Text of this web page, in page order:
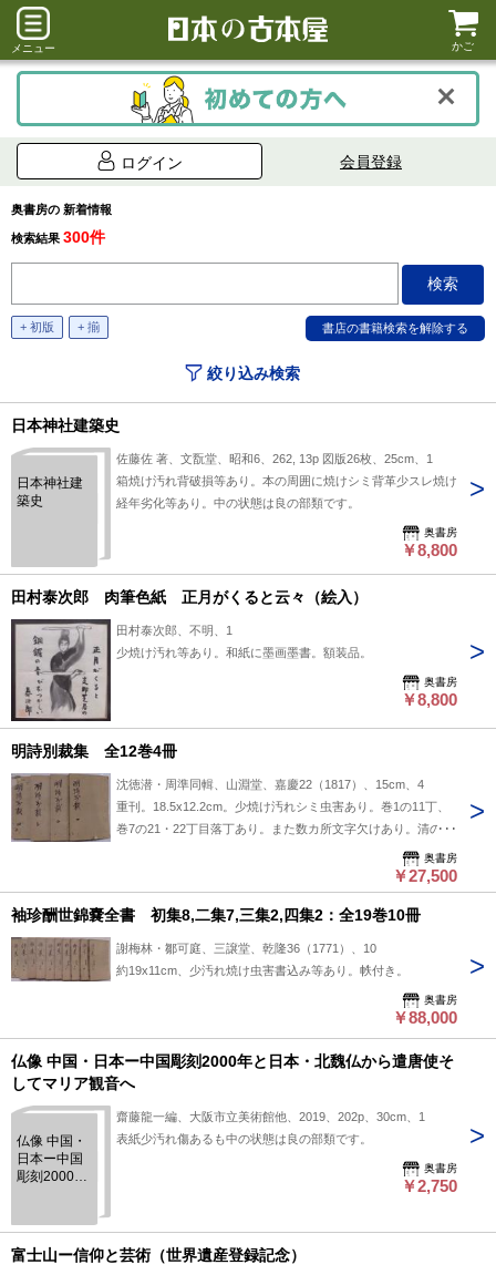
メニュー かご
ログイン 会員登録
奥書房の 新着情報
検索結果 300件
+ 初版 + 揃
絞り込み検索
日本神社建築史
日本神社建
築史
佐藤佐 著、文翫堂、昭和6、262, 13p 図版26枚、25cm、1
箱焼け汚れ背破損等あり。本の周囲に焼けシミ背革少スレ焼け
経年劣化等あり。中の状態は良の部類です。
奥書房
￥8,800
田村泰次郎 肉筆色紙 正月がくると云々（絵入）
田村泰次郎、不明、1
少焼け汚れ等あり。和紙に墨画墨書。額装品。
奥書房
￥8,800
明詩別裁集 全12巻4冊
沈徳潜・周準同輯、山淵堂、嘉慶22（1817）、15cm、4
重刊。18.5x12.2cm。少焼け汚れシミ虫害あり。巻1の11丁、
巻7の21・22丁目落丁あり。また数カ所文字欠けあり。清の代
の乾隆4年（1739年）初版。明の時代の詩を集めた漢詩選集。
奥書房
￥27,500
袖珍酬世錦嚢全書 初集8,二集7,三集2,四集2：全19巻10冊
謝梅林・鄒可庭、三譲堂、乾隆36（1771）、10
約19x11cm、少汚れ焼け虫害書込み等あり。帙付き。
奥書房
￥88,000
仏像 中国・日本ー中国彫刻2000年と日本・北魏仏から遣唐使そ
してマリア観音へ
仏像 中国・
日本ー中国
彫刻2000年
唐使そして
マリア観音
へ
齋藤龍一編、大阪市立美術館他、2019、202p、30cm、1
表紙少汚れ傷あるも中の状態は良の部類です。
奥書房
￥2,750
富士山ー信仰と芸術（世界遺産登録記念）